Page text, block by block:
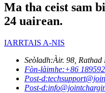
Ma tha ceist sam
24 uairean.
IARRTAIS A-NIS
Seòladh:Àir. 98, Rathad
Fòn-làimhe:+86
Post-d:
Post-d: